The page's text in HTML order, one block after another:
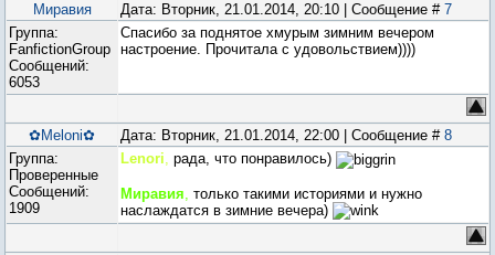
Миравия Дата: Вторник, 21.01.2014, 20:10 | Сообщение # 7
Группа:
FanfictionGroup
Сообщений:
6053
Cпасибо за поднятое хмурым зимним вечером
настроение. Прочитала с удовольствием))))
✿Meloni✿ Дата: Вторник, 21.01.2014, 22:00 | Сообщение # 8
Группа:
Проверенные
Сообщений:
1909
Lenori, рада, что понравилось)
Миравия только такими историями и нужно
наслаждатся в зимние вечера)